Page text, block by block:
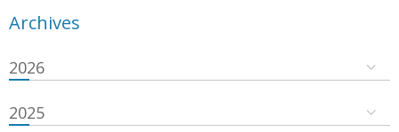
Archives
2026
2025